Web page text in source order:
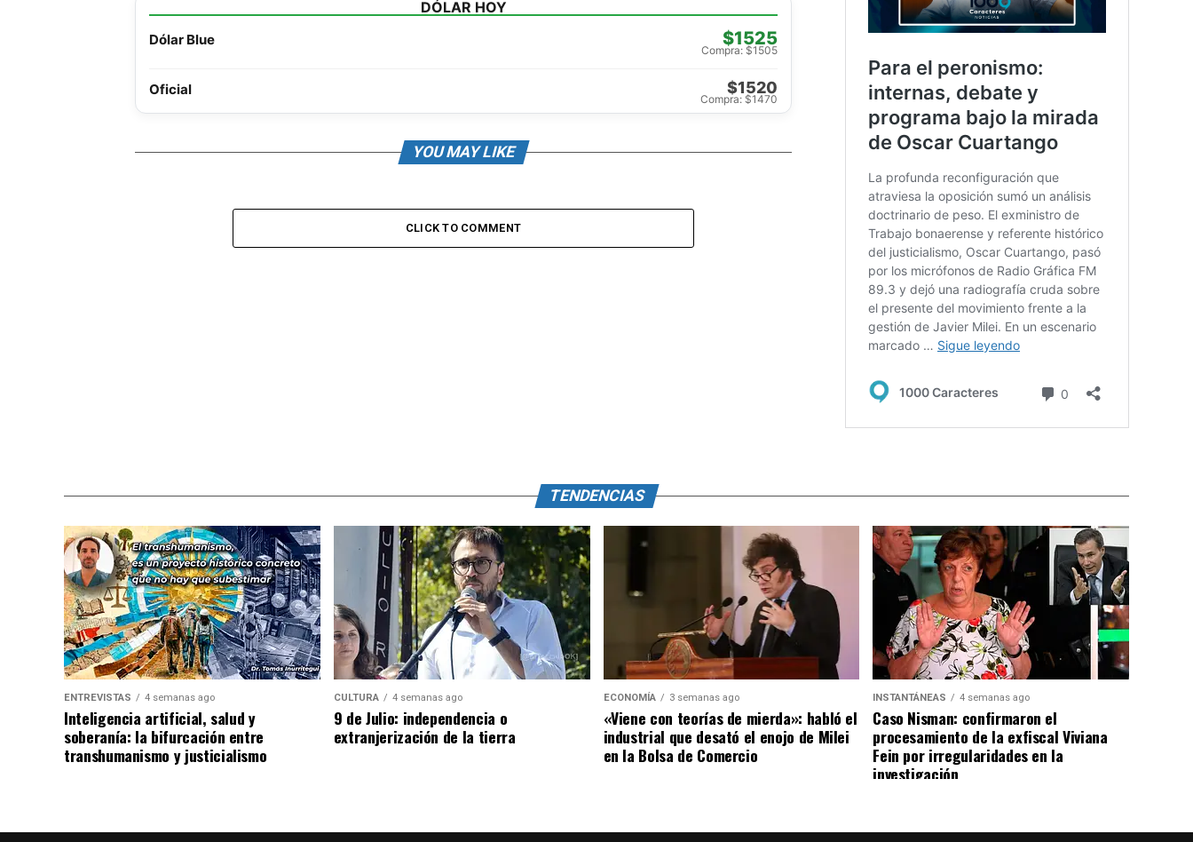
DÓLAR HOY
Dólar Blue $1525
Compra: $1505
Oficial $1520
Compra: $1470
YOU MAY LIKE
CLICK TO COMMENT
TENDENCIAS
ENTREVISTAS 4 semanas ago
Inteligencia artificial, salud y
soberanía: la bifurcación entre
transhumanismo y justicialismo
CULTURA 4 semanas ago
9 de Julio: independencia o
extranjerización de la tierra
ECONOMÍA 3 semanas ago
«Viene con teorías de mierda»: habló el
industrial que desató el enojo de Milei
en la Bolsa de Comercio
INSTANTÁNEAS 4 semanas ago
Caso Nisman: confirmaron el
procesamiento de la exfiscal Viviana
Fein por irregularidades en la
investigación